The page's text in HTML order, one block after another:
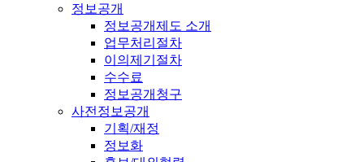
정보공개
정보공개제도 소개
업무처리절차
이의제기절차
수수료
정보공개청구
사전정보공개
기획/재정
정보화